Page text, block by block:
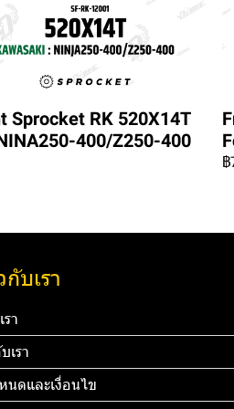
Sprocket RK 520X14T
400/Z250-400
฿
กับเรา
า
เรา
นดและเงื่อนไข